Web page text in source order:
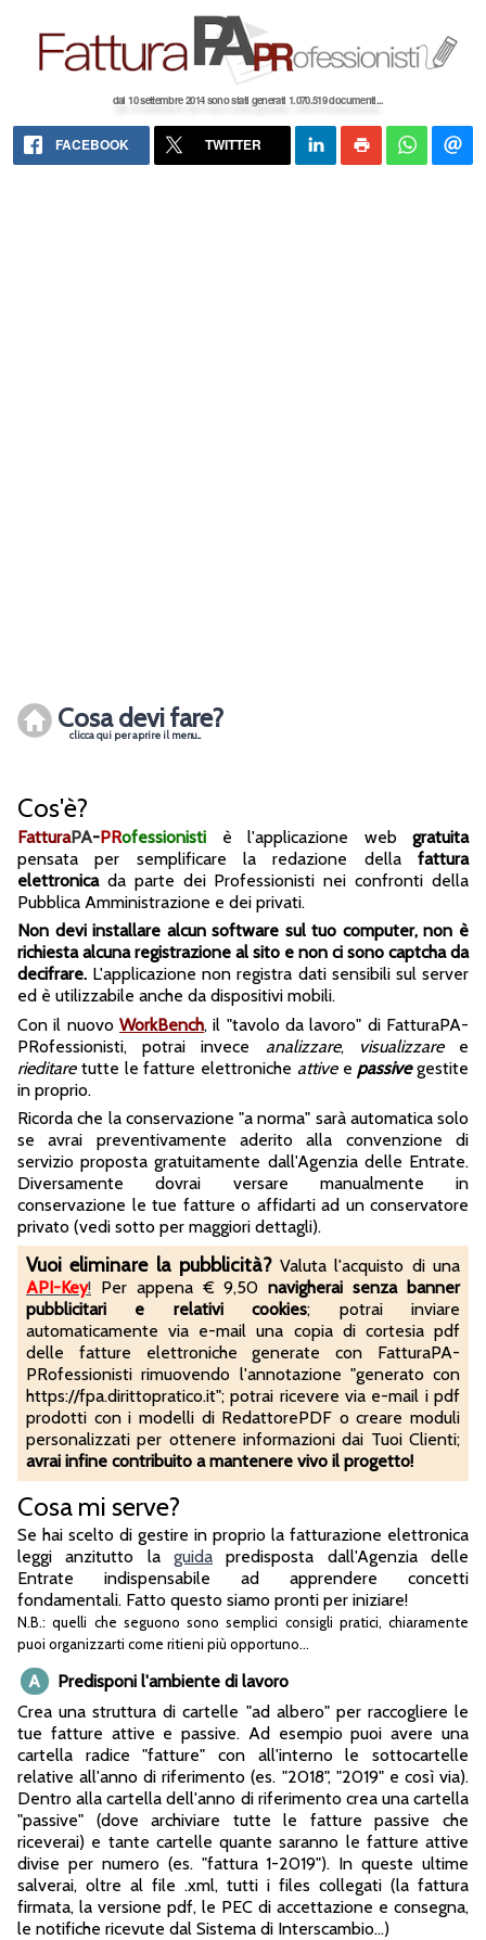
dal 10 settembre 2014 sono stati generati 1.070.519 documenti...
FACEBOOK TWITTER
Cosa devi fare?
clicca qui per aprire il menu...
Cos'è?
FatturaPA-PRofessionisti è l'applicazione web gratuita
pensata per semplificare la redazione della fattura
elettronicada parte dei Professionisti nei confronti della
Pubblica Amministrazione e dei privati.
Non devi installare alcun software sul tuo computer, non è
richiesta alcuna registrazione al sito e non ci sono captcha da
decifrare. L'applicazione non registra dati sensibili sul server
ed è utilizzabile anche da dispositivi mobili.
Con il nuovo WorkBench, il "tavolo da lavoro" di FatturaPA-
PRofessionisti, potrai invece analizzare, visualizzaree
rieditaretutte le fatture elettroniche attivee passivegestite
in proprio.
Ricorda che la conservazione "a norma" sarà automatica solo
se avrai preventivamente aderito alla convenzione di
servizio proposta gratuitamente dall'Agenzia delle Entrate.
Diversamente dovrai versare manualmente in
conservazione le tue fatture o affidarti ad un conservatore
privato (vedi sotto per maggiori dettagli).
Vuoi eliminare la pubblicità?Valuta l'acquisto di una
API-Key! Per appena € 9,50navigherai senza banner
pubblicitari e relativi cookies; potrai inviare
automaticamente via e-mail una copia di cortesia pdf
delle fatture elettroniche generate con FatturaPA-
PRofessionisti rimuovendo l'annotazione "generato con
https://fpa.dirittopratico.it"; potrai ricevere via e-mail i pdf
prodotti con i modelli di RedattorePDF o creare moduli
personalizzati per ottenere informazioni dai Tuoi Clienti;
avrai infine contribuito a mantenere vivo il progetto!
Cosa mi serve?
Se hai scelto di gestire in proprio la fatturazione elettronica
leggi anzitutto la guida predisposta dall'Agenzia delle
Entrate indispensabile ad apprendere concetti
fondamentali. Fatto questo siamo pronti per iniziare!
N.B.: quelli che seguono sono semplici consigli pratici, chiaramente
puoi organizzarti come ritieni più opportuno...
A
Predisponi l'ambiente di lavoro
Crea una struttura di cartelle "ad albero" per raccogliere le
tue fatture attive e passive. Ad esempio puoi avere una
cartella radice "fatture" con all'interno le sottocartelle
relative all'anno di riferimento (es. "2018", "2019" e così via).
Dentro alla cartella dell'anno di riferimento crea una cartella
"passive" (dove archiviare tutte le fatture passive che
riceverai) e tante cartelle quante saranno le fatture attive
divise per numero (es. "fattura 1-2019"). In queste ultime
salverai, oltre al file .xml, tutti i files collegati (la fattura
firmata, la versione pdf, le PEC di accettazione e consegna,
le notifiche ricevute dal Sistema di Interscambio...)